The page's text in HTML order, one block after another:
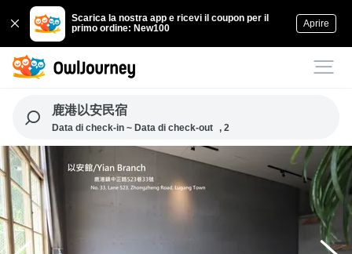
Scarica la nostra app e ricevi il coupon per il
primo ordine: New100
Aprire
鹿港以安民宿
Data di check-in ~ Data di check-out , 2